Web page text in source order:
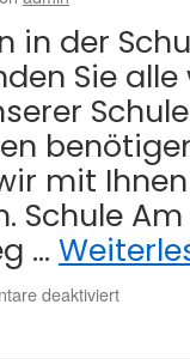
in der
Sie
mit
Schule
…
deaktiviertfür